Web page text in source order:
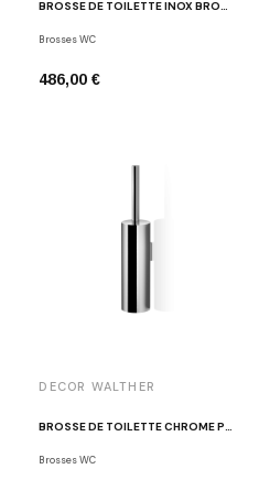
BROSSE DE TOILETTE INOX BROSSÉ BAR SBG
Brosses WC
486,00 €
DECOR WALTHER
BROSSE DE TOILETTE CHROME POLI BAR WBG
Brosses WC